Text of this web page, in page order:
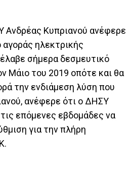
Ανδρέας Κυπριανού ανέφερε
αγοράς ηλεκτρικής
σήμερα δεσμευτικό
Μάιο του 2019 οπότε και θα
την ενδιάμεση λύση που
ανέφερε ότι ο ΔΗΣΥ
τις επόμενες εβδομάδες να
για την πλήρη